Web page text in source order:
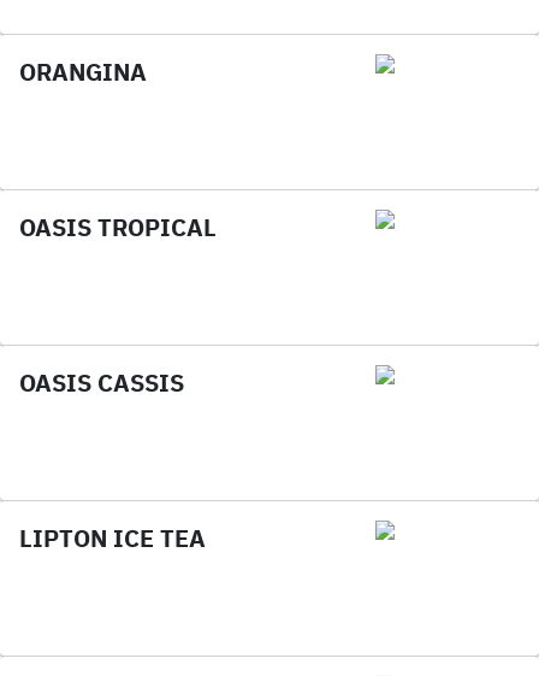
ORANGINA
OASIS TROPICAL
OASIS CASSIS
LIPTON ICE TEA